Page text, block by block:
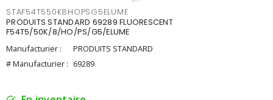
STAF54T550K8HOPSG5ELUME
PRODUITS STANDARD 69289 FLUORESCENT
F54T5/50K/8/HO/PS/G5/ELUME
Manufacturier :
PRODUITS STANDARD
# Manufacturier : 69289